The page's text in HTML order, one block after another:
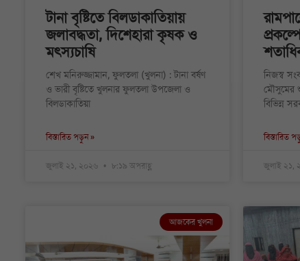
টানা বৃষ্টিতে বিলডাকাতিয়ায়
জলাবদ্ধতা, দিশেহারা কৃষক ও
মৎস্যচাষি
শেখ মনিরুজ্জামান, ফুলতলা (খুলনা) : টানা বর্ষণ
ও ভারী বৃষ্টিতে খুলনার ফুলতলা উপজেলা ও
বিলডাকাতিয়া
বিস্তারিত পড়ুন »
জুলাই ২১, ২০২৬ ৮:১৯ অপরাহ্ণ
নিজস্ব
মৌসুমের
বিভিন্ন
বিস্তারিত
জুলাই ২১,
আজকের খুলনা